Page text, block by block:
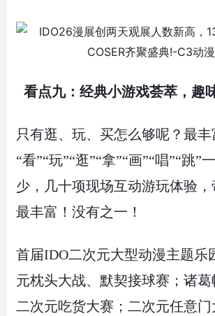
看点九：经典小游戏荟萃，趣
只有逛、玩、买怎么够呢？最
“看”“玩”“逛”“拿”“画”“唱”“跳”
少，几十项现场互动游玩体验
最丰富！没有之一！
首届IDO二次元大型动漫主题乐
元枕头大战、默契接球赛；诸葛
二次元吃货大赛；二次元任意门